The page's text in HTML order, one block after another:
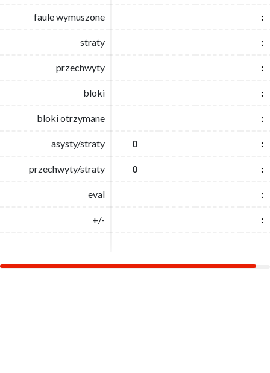
faule wymuszone :
straty :
przechwyty :
bloki :
bloki otrzymane :
asysty/straty 0 :
przechwyty/straty 0 :
eval :
+/- :
faule wymuszone :
straty :
przechwyty :
bloki :
bloki otrzymane :
asysty/straty 0 :
przechwyty/straty 0 :
eval :
+/- :